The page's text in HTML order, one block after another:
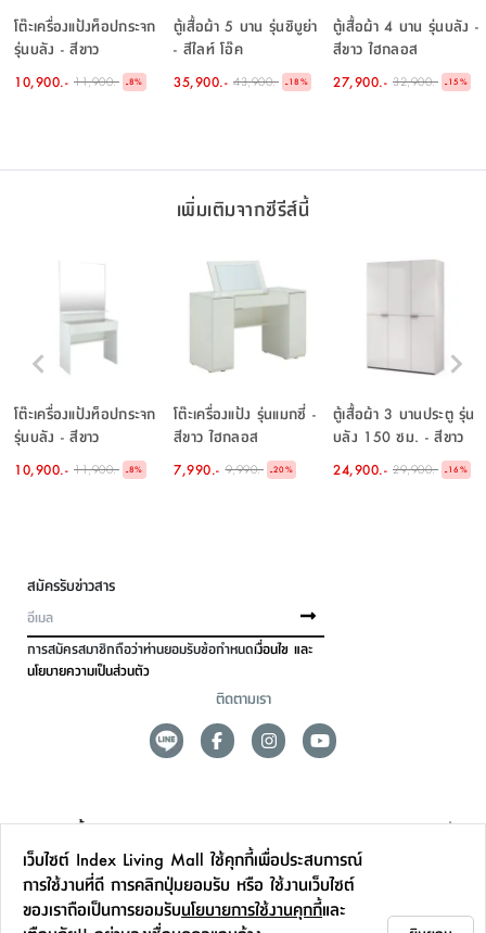
โต๊ะเครื่องแป้งท็อปกระจก
รุ่นบลัง - สีขาว
10,900.- 11,900.- -8%
ตู้เสื้อผ้า 5 บาน รุ่นชิบูย่า
- สีไลท์ โอ๊ค
35,900.- 43,900.- -18%
ตู้เสื้อผ้า 4 บาน รุ่นบลัง -
สีขาว ไฮกลอส
27,900.- 32,900.- -15%
เพิ่มเติมจากซีรีส์นี้
โต๊ะเครื่องแป้งท็อปกระจก
รุ่นบลัง - สีขาว
10,900.- 11,900.- -8%
โต๊ะเครื่องแป้ง รุ่นแมกซี่ -
สีขาว ไฮกลอส
7,990.- 9,990.- -20%
ตู้เสื้อผ้า 3 บานประตู รุ่น
บลัง 150 ซม. - สีขาว
24,900.- 29,900.- -16%
สมัครรับข่าวสาร
การสมัครสมาชิกถือว่าท่านยอมรับข้อกำหนดเงื่อนไข และ
นโยบายความเป็นส่วนตัว
ติดตามเรา
ดูแลลูกค้า
สาขาและการบริการ
ข้อมูลเพิ่มเติม
เว็บไซต์ Index Living Mall ใช้คุกกี้เพื่อประสบการณ์
การใช้งานที่ดี การคลิกปุ่มยอมรับ หรือ ใช้งานเว็บไซต์
ของเราถือเป็นการยอมรับนโยบายการใช้งานคุกกี้และ